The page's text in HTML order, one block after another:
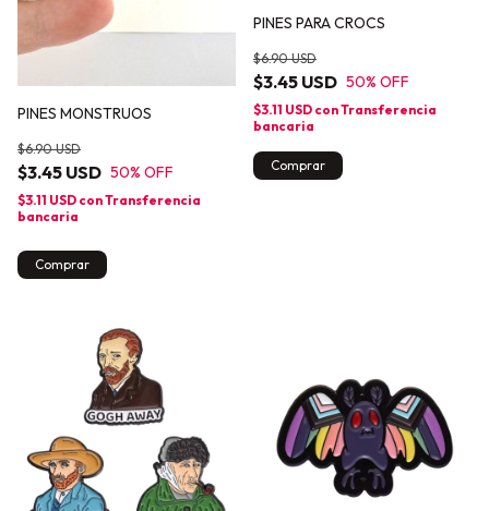
PINES MONSTRUOS
$3.45 USD
$6.90 USD
50% OFF
$3.11 USD conTransferencia
bancaria
Comprar
PINES PARA CROCS
$3.45 USD
$6.90 USD
50% OFF
$3.11 USD conTransferencia
bancaria
Comprar